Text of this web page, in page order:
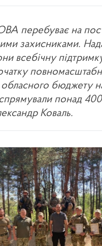
перебуває на
захисниками.
всебічну
обласного бюджету
понад
Коваль.